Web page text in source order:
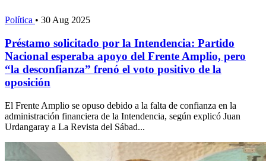
Política • 30 Aug 2025
Préstamo solicitado por la Intendencia: Partido
Nacional esperaba apoyo del Frente Amplio, pero
“la desconfianza” frenó el voto positivo de la
oposición
El Frente Amplio se opuso debido a la falta de confianza en la
administración financiera de la Intendencia, según explicó Juan
Urdangaray a La Revista del Sábad...